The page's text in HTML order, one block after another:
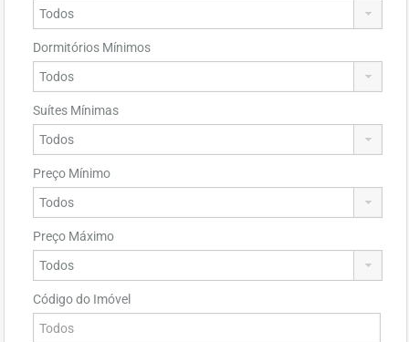
Dormitórios Mínimos
Suítes Mínimas
Preço Mínimo
Preço Máximo
Código do Imóvel